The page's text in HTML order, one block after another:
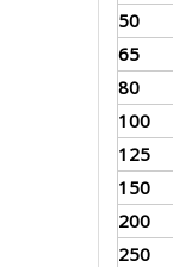
50
65
80
100
125
150
200
250